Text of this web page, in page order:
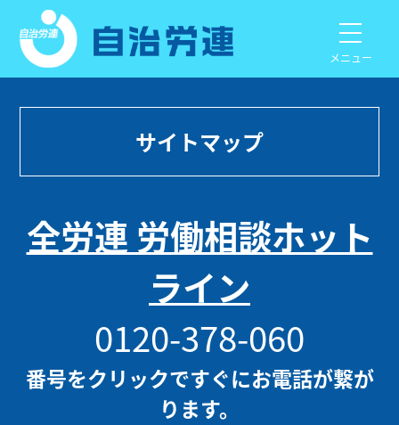
メニュー
サイトマップ
全労連 労働相談ホット
ライン
0120-378-060
番号をクリックですぐにお電話が繋が
ります。